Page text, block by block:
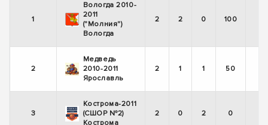
1
Вологда 2010-
2011
("Молния")
Вологда
2 2 0 100
2
Медведь
2010-2011
Ярославль
2 1 1 50
3
Кострома-2011
(СШОР №2)
Кострома
2 0 2 0